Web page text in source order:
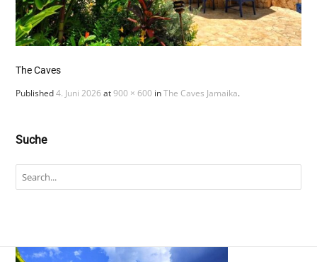
The Caves
Published4. Juni 2026 at900 × 600 inThe Caves Jamaika.
Suche